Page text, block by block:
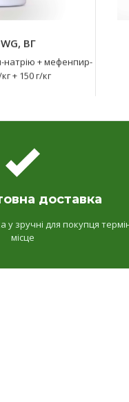
ВГ
натрію + мефенпир-
+ 150 г/кг
доставка
зручні для покупця
місце